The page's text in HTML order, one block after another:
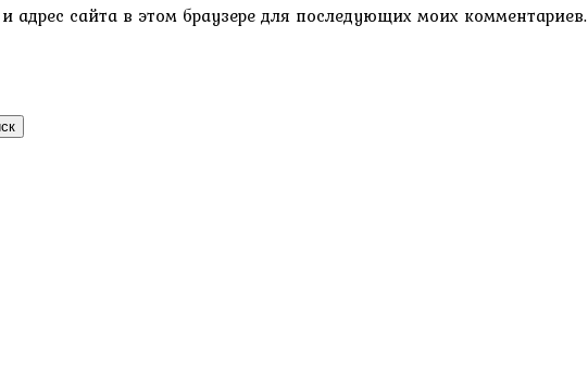
адрес сайта в этом браузере для последующих моих комментариев.